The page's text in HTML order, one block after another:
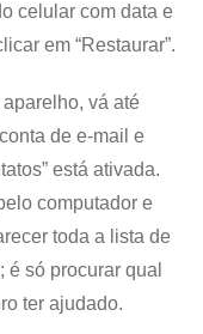
celular com data e
em “Restaurar”.
vá até
de e-mail e
está ativada.
computador e
toda a lista de
só procurar qual
ter ajudado.